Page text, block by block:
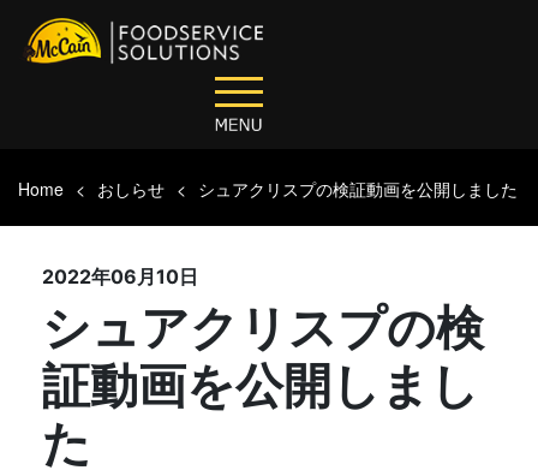
Home おしらせ シュアクリスプの検証動画を公開しました
2022年06月10日
シュアクリスプの検
証動画を公開しまし
た